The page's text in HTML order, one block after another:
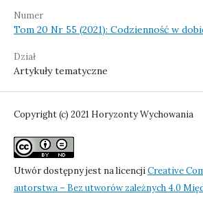
Numer
Tom 20 Nr 55 (2021): Codzienność w
Dział
Artykuły tematyczne
Copyright (c) 2021 Horyzonty Wychowania
Utwór dostępny jest na licencjiCreative
autorstwa – Bez utworów zależnych 4.0